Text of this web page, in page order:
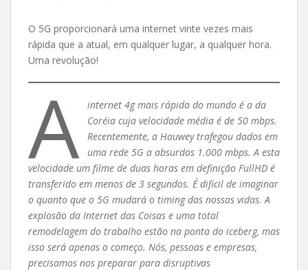
O 5G proporcionará uma internet vinte vezes mais
rápida que a atual, em qualquer lugar, a qualquer hora.
Uma revolução!
A
internet 4g mais rápida do mundo é a da
Coréia cuja velocidade média é de 50 mbps.
Recentemente, a Hauwey trafegou dados em
uma rede 5G a absurdos 1.000 mbps. A esta
velocidade um filme de duas horas em definição FullHD é
transferido em menos de 3 segundos. É dificil de imaginar
o quanto que o 5G mudará o timing das nossas vidas. A
explosão da Internet das Coisas e uma total
remodelagem do trabalho estão na ponta do iceberg, mas
isso será apenas o começo. Nós, pessoas e empresas,
precisamos nos preparar para disruptivas